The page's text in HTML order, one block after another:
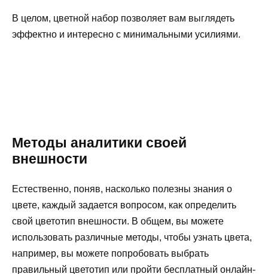
В целом, цветной набор позволяет вам выглядеть
эффектно и интересно с минимальными усилиями.
Методы аналитики своей
внешности
Естественно, поняв, насколько полезны знания о
цвете, каждый задается вопросом, как определить
свой цветотип внешности. В общем, вы можете
использовать различные методы, чтобы узнать цвета,
например, вы можете попробовать выбрать
правильный цветотип или пройти бесплатный онлайн-